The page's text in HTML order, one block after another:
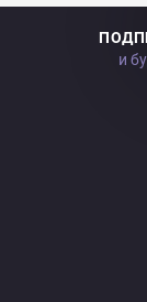
и